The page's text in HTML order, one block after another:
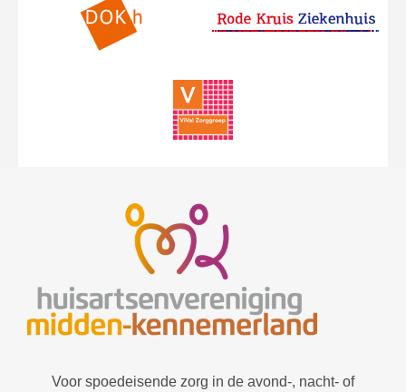
Voor spoedeisende zorg in de avond-, nacht- of